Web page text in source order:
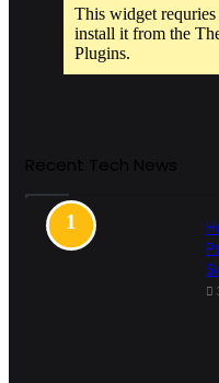
This widget
install it from the
Plugins.
Recent Tech News